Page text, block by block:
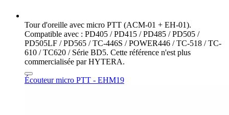
Tour d'oreille avec micro PTT (ACM-01 + EH-01).
Compatible avec : PD405 / PD415 / PD485 / PD505 /
PD505LF / PD565 / TC-446S / POWER446 / TC-518 / TC-
610 / TC620 / Série BD5. Cette référence n'est plus
commercialisée par HYTERA.
Écouteur micro PTT - EHM19